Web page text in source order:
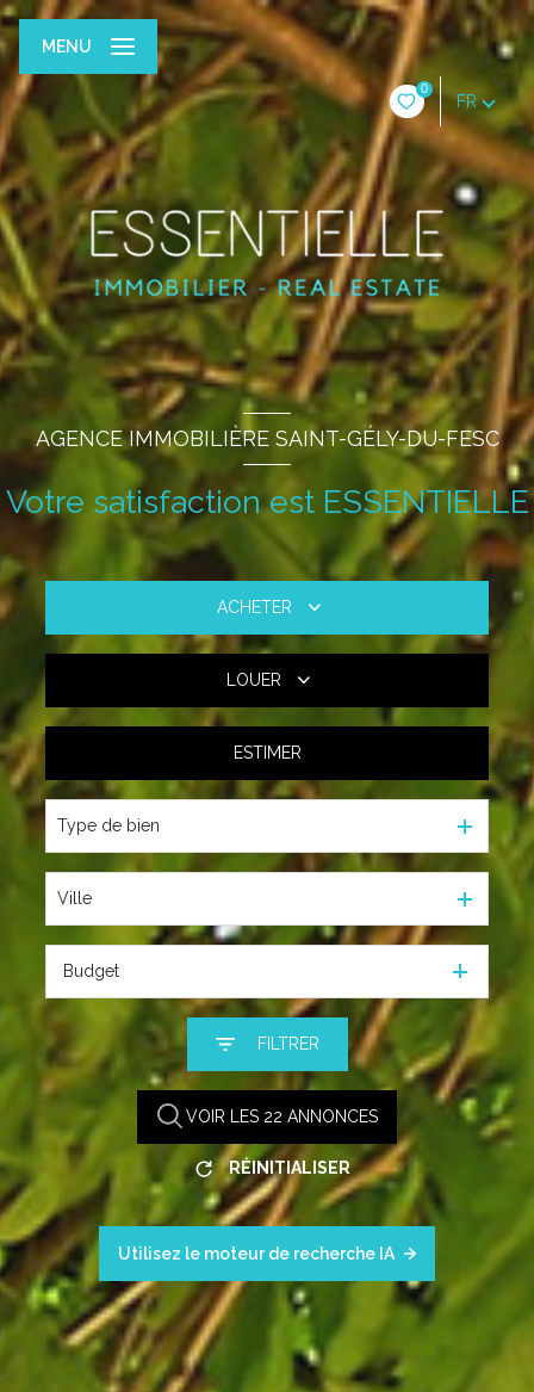
0
FR
MENU
AGENCE IMMOBILIÈRE SAINT-GÉLY-DU-FESC
Votre satisfaction est ESSENTIELLE
ACHETER
LOUER
ESTIMER
Type de bien
Ville
Budget
FILTRER
VOIR LES 22 ANNONCES
RÉINITIALISER
Utilisez le moteur de recherche IA